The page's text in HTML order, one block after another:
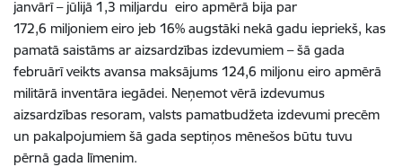
janvārī – jūlijā 1,3 miljardu eiro apmērā bija par
172,6 miljoniem eiro jeb 16% augstāki nekā gadu iepriekš, kas
pamatā saistāms ar aizsardzības izdevumiem – šā gada
februārī veikts avansa maksājums 124,6 miljonu eiro apmērā
militārā inventāra iegādei. Neņemot vērā izdevumus
aizsardzības resoram, valsts pamatbudžeta izdevumi precēm
un pakalpojumiem šā gada septiņos mēnešos būtu tuvu
pērnā gada līmenim.